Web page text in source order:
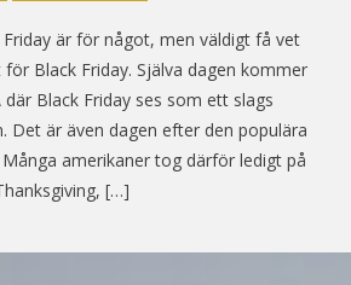
är för något, men väldigt få vet
Black Friday. Själva dagen kommer
Black Friday ses som ett slags
Det är även dagen efter den populära
amerikaner tog därför ledigt på
[…]